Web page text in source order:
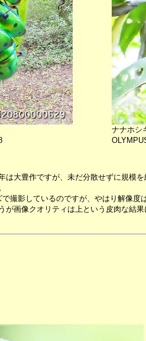
ナナホシ
大豊作ですが、未だ分散せずに規模を
撮影しているのですが、やはり解像度
画像クオリティは上という皮肉な結果